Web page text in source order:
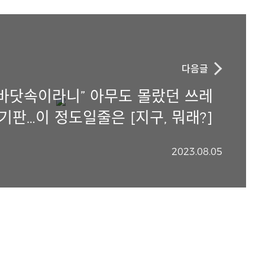
닷속이라니” 아무도 몰랐던 쓰레
기판…이 정도일줄은 [지구, 뭐래?]
2023.08.05
다음글